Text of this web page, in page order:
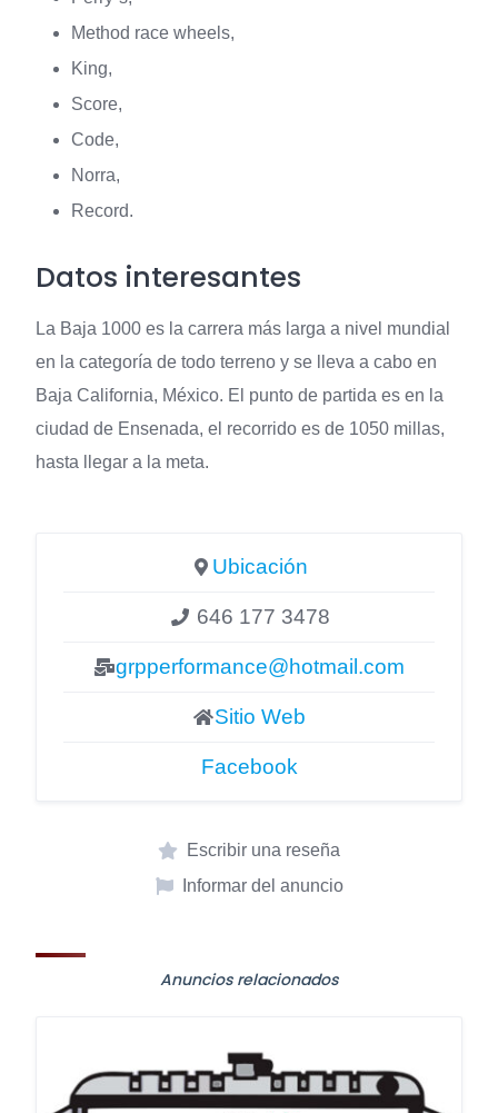
Method race wheels,
King,
Score,
Code,
Norra,
Record.
Datos interesantes
La Baja 1000 es la carrera más larga a nivel mundial
en la categoría de todo terreno y se lleva a cabo en
Baja California, México. El punto de partida es en la
ciudad de Ensenada, el recorrido es de 1050 millas,
hasta llegar a la meta.
Ubicación
646 177 3478
grpperformance@hotmail.com
Sitio Web
Facebook
Escribir una reseña
Informar del anuncio
Anuncios relacionados